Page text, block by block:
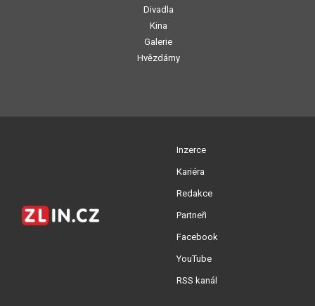
Divadla
Kina
Galerie
Hvězdárny
Inzerce
Kariéra
Redakce
Partneři
Facebook
YouTube
RSS kanál